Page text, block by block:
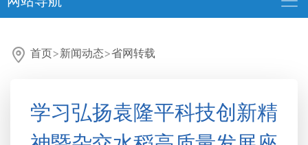
首页>新闻动态>省网转载
学习弘扬袁隆平科技创新精